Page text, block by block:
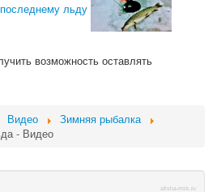
льду
возможность оставлять
Видео
Зимняя рыбалка
- Видео
afisha-msk.ru